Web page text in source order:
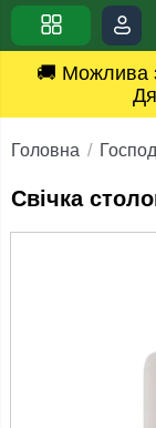
🚚 Можлива
Головна
Свічка